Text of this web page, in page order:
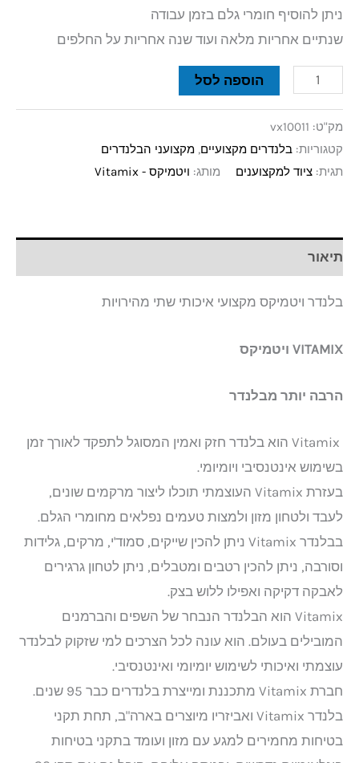
ניתן להוסיף חומרי גלם בזמן עבודה
שנתיים אחריות מלאה ועוד שנה אחריות על החלפים
הוספה לסל
מק"ט: vx10011
קטגוריות: בלנדרים מקצועיים, מקצועני הבלנדרים
תגית: ציוד למקצוענים מותג: ויטמיקס - Vitamix
תיאור
בלנדר ויטמיקס מקצועי איכותי שתי מהירויות
VITAMIX ויטמיקס
הרבה יותר מבלנדר
Vitamix הוא בלנדר חזק ואמין המסוגל לתפקד לאורך זמן
בשימוש אינטנסיבי ויומיומי.
בעזרת Vitamix העוצמתי תוכלו ליצור מרקמים שונים,
לעבד ולטחון מזון ולמצות טעמים נפלאים מחומרי הגלם.
בבלנדר Vitamix ניתן להכין שייקים, סמוד'י, מרקים, גלידות
וסורבה, ניתן להכין רטבים ומטבלים, ניתן לטחון גרגירים
לאבקה דקיקה ואפילו ללוש בצק.
Vitamix הוא הבלנדר הנבחר של השפים והברמנים
המובילים בעולם. הוא עונה לכל הצרכים למי שזקוק לבלנדר
עוצמתי ואיכותי לשימוש יומיומי ואינטנסיבי.
חברת Vitamix מתכננת ומייצרת בלנדרים כבר 95 שנים.
בלנדר Vitamix ואביזריו מיוצרים בארה"ב, תחת תקני
בטיחות מחמירים למגע עם מזון ועומד בתקני בטיחות